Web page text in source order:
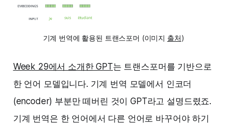
기계 번역에 활용된 트랜스포머 (이미지 출처)
Week 29에서 소개한 GPT는 트랜스포머를 기반으로
한 언어 모델입니다. 기계 번역 모델에서 인코더
(encoder) 부분만 떼버린 것이 GPT라고 설명드렸죠.
기계 번역은 한 언어에서 다른 언어로 바꾸어야 하기